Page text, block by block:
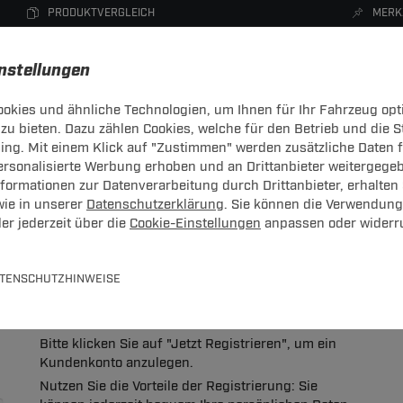
und ähnliche Technologien, um Ihnen für Ihr Fahrzeug
bieten. Dazu zählen Cookies, welche für den Betrieb und die
Mit einem Klick auf "Zustimmen" werden zusätzliche Daten
Werbung erhoben und an Drittanbieter
zur Datenverarbeitung durch Drittanbieter, erhalten
in unserer Datenschutzerklärung. Sie können die
jederzeit über die Cookie-Einstellungen anpassen oder
PRODUKTVERGLEICH
DACHBOXEN FAHRRADTRÄGER ZUBEHÖR
hier mit Ihrer E-Mail-Adresse und Ihrem Passwort an.
Bitte klicken Sie auf "Jetzt Registrieren", um ein
Kundenkonto anzulegen.
Nutzen Sie die Vorteile der Registrierung: Sie